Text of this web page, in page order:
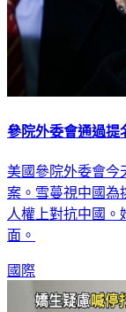
參院外委會通過
美國參院外委會今
案。雪蔓視中國為
人權上對抗中國。
面。
國際